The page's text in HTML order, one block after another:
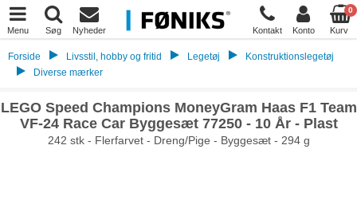
Menu Søg Nyheder Kontakt Konto
0
Kurv
Forside Livsstil, hobby og fritid Legetøj
Konstruktionslegetøj
Diverse mærker
LEGO Speed Champions MoneyGram Haas F1 Team
VF-24 Race Car Byggesæt 77250 - 10 År - Plast
242 stk - Flerfarvet - Dreng/Pige - Byggesæt - 294 g